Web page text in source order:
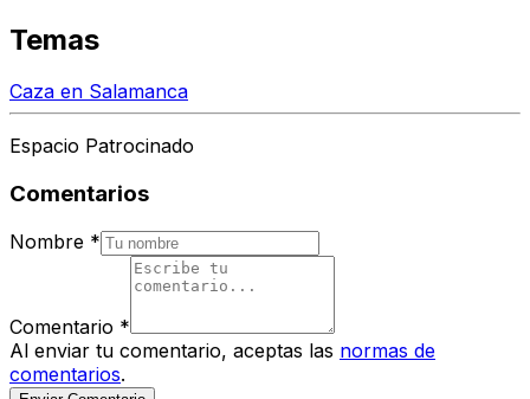
Temas
Caza en Salamanca
Espacio Patrocinado
Comentarios
Nombre *
Comentario *
Al enviar tu comentario, aceptas las normas de
comentarios.